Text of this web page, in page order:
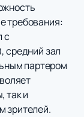
требования:
с
средний зал
партером
так и
зрителей.